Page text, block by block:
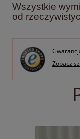
Wszystkie
od
Zobacz